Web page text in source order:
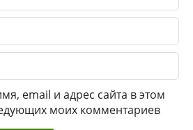
email и адрес сайта в этом
моих комментариев